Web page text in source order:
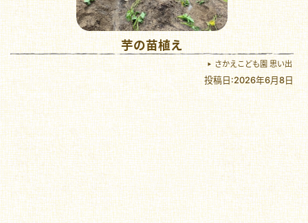
芋の苗植え
さかえこども園 思い出
投稿日:2026年6月8日